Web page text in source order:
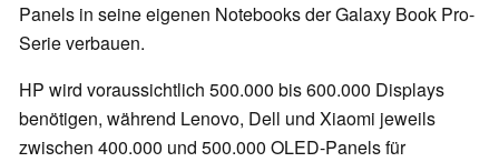
Panels in seine eigenen Notebooks der Galaxy Book Pro-
Serie verbauen.
HP wird voraussichtlich 500.000 bis 600.000 Displays
benötigen, während Lenovo, Dell und Xiaomi jeweils
zwischen 400.000 und 500.000 OLED-Panels für